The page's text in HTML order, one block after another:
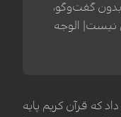
گفت‌وگو،
نیست| الوجه
که قرآن کریم پایه